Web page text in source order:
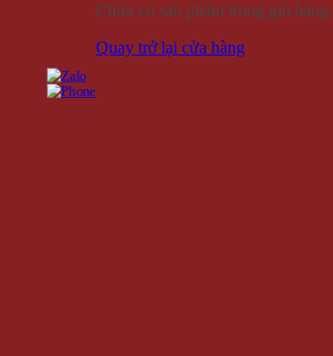
Chưa có sản phẩm trong giỏ hàng.
Quay trở lại cửa hàng